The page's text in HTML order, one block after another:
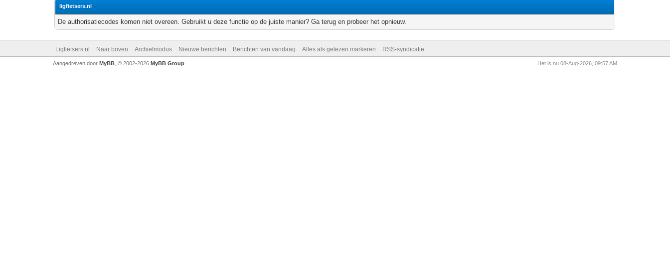
ligfietsers.nl
De authorisatiecodes komen niet overeen. Gebruikt u deze functie op de juiste manier? Ga terug en probeer het opnieuw.
Ligfietsers.nl Naar boven Archiefmodus Nieuwe berichten Berichten van vandaag Alles als gelezen markeren RSS-syndicatie
Het is nu 08-Aug-2026, 09:57 AM
Aangedreven door MyBB, © 2002-2026 MyBB Group.